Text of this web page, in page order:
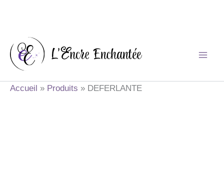
contenu
Accueil Produits DEFERLANTE